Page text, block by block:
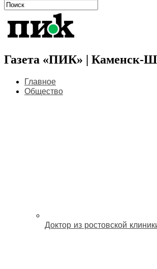
Газета «ПИК» | Каменск-
Главное
Общество
Доктор из ростовской